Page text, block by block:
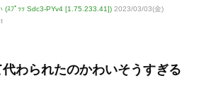
(ｽﾌﾟｯｯ Sdc3-PYv4 [1.75.233.41]) 2023/03/03(金)
わられたのかわいそうすぎる